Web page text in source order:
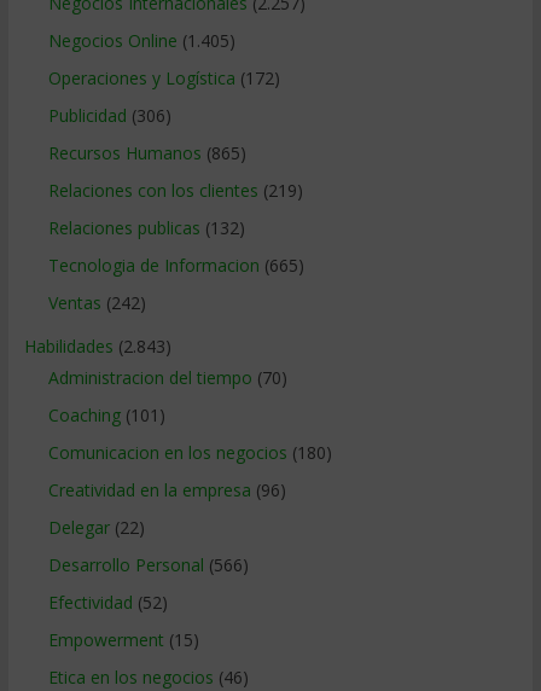
Negocios Online (1.405)
Operaciones y Logística (172)
Publicidad (306)
Recursos Humanos (865)
Relaciones con los clientes (219)
Relaciones publicas (132)
Tecnologia de Informacion (665)
Ventas (242)
Habilidades (2.843)
Administracion del tiempo (70)
Coaching(101)
Comunicacion en los negocios (180)
Creatividad en la empresa (96)
Delegar(22)
Desarrollo Personal (566)
Efectividad (52)
Empowerment (15)
Etica en los negocios (46)